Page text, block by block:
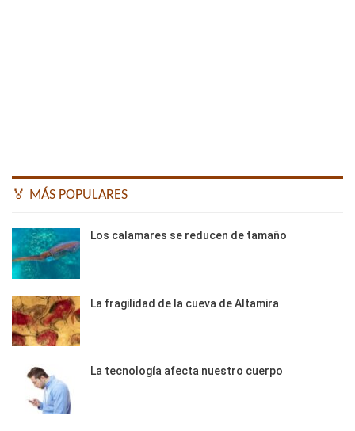
🏅 MÁS POPULARES
Los calamares se reducen de tamaño
La fragilidad de la cueva de Altamira
La tecnología afecta nuestro cuerpo